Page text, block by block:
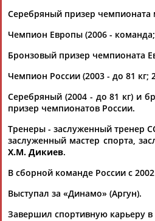
АББАТЕ-
БУЛАТОВА
АББЯСОВА
Серебряный призер чемпионата
Чемпион Европы (2006 - команда;
Бронзовый призер чемпионата
Чемпион России (2003 - до 81 кг;
Серебряный (2004 - до 81 кг) и
призер чемпионатов России.
Тренеры - заслуженный тренер
заслуженный мастер спорта,
Х.М. Дикиев.
В сборной команде России с
Выступал за «Динамо» (Аргун).
Завершил спортивную карьеру в